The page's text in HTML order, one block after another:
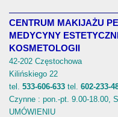
CENTRUM MAKIJAŻU
MEDYCYNY
KOSMETOLOGII
42-202 Częstochowa
Kilińskiego 22
tel. 533-606-633 tel. 602-233-
Czynne : pon.-pt. 9.00-18.00,
UMÓWIENIU